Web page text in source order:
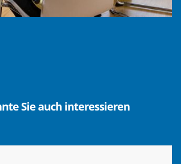
Sie auch interessieren